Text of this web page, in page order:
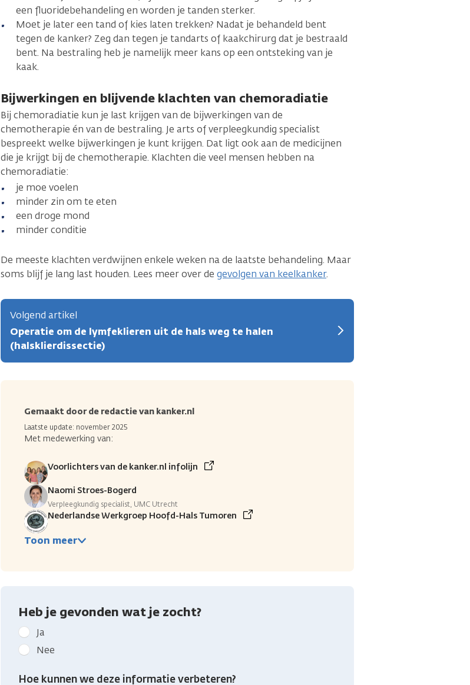
een fluoridebehandeling en worden je tanden sterker.
Moet je later een tand of kies laten trekken? Nadat je behandeld bent
tegen de kanker? Zeg dan tegen je tandarts of kaakchirurg dat je bestraald
bent. Na bestraling heb je namelijk meer kans op een ontsteking van je
kaak.
Bijwerkingen en blijvende klachten van chemoradiatie
Bij chemoradiatie kun je last krijgen van de bijwerkingen van de
chemotherapie én van de bestraling. Je arts of verpleegkundig specialist
bespreekt welke bijwerkingen je kunt krijgen. Dat ligt ook aan de medicijnen
die je krijgt bij de chemotherapie. Klachten die veel mensen hebben na
chemoradiatie:
je moe voelen
minder zin om te eten
een droge mond
minder conditie
De meeste klachten verdwijnen enkele weken na de laatste behandeling. Maar
soms blijf je lang last houden. Lees meer over de gevolgen van keelkanker.
Volgend artikel
Operatie om de lymfeklieren uit de hals weg te halen
(halsklierdissectie)
Gemaakt door de redactie van kanker.nl
Laatste update: november 2025
Met medewerking van:
Voorlichters van de kanker.nl infolijn
Naomi Stroes-Bogerd
Verpleegkundig specialist, UMC Utrecht
Nederlandse Werkgroep Hoofd-Hals Tumoren
Toon meer
Heb je gevonden wat je zocht?
Geef
kanker.nl
feedback:
Heb
Ja
Nee
Hoe kunnen we deze informatie verbeteren?